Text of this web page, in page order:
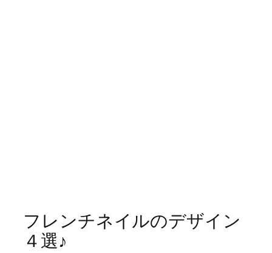
フレンチネイルのデザイン
４選♪